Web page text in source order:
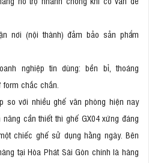
nơi (nội thành) đảm bảo sản phẩm
nghiệp tin dùng: bền bỉ, thoáng
chắc chắn.
so với nhiều ghế văn phòng hiện nay
cần thiết thì ghế GX04 xứng đáng
chiếc ghế sử dụng hằng ngày. Bên
tại Hòa Phát Sài Gòn chính là hàng